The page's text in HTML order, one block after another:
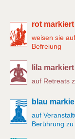
rot markiert
weisen sie
Befreiung
lila markiert
auf Retreats
blau
auf
Berührung